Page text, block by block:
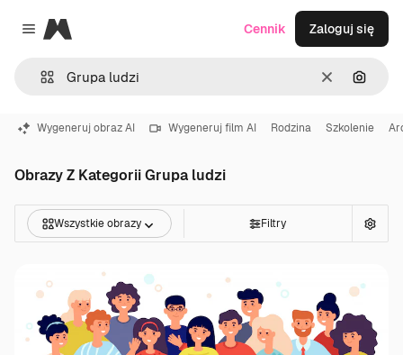
Close menu
Magnific
WyczyśćSzukaj
Cennik Zaloguj się
Wygeneruj obraz AI Wygeneruj film AI Rodzina Szkolenie
Obrazy Z Kategorii Grupa ludzi
Wszystkie obrazy Filtry